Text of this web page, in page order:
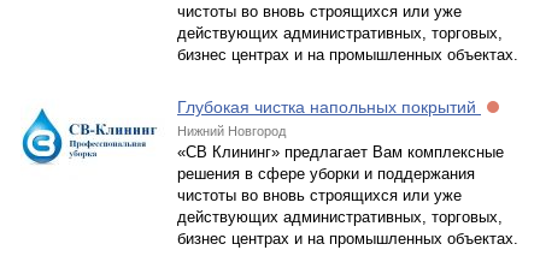
чистоты во вновь строящихся или уже
действующих административных, торговых,
бизнес центрах и на промышленных объектах.
Глубокая чистка напольных покрытий
Нижний Новгород
«СВ Клининг» предлагает Вам комплексные
решения в сфере уборки и поддержания
чистоты во вновь строящихся или уже
действующих административных, торговых,
бизнес центрах и на промышленных объектах.